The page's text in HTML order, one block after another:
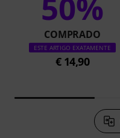
COMPRADO
ESTE ARTIGO EXATAMENTE
€ 14,90